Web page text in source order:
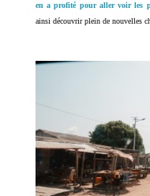
en a profité pour aller voir les
ainsi découvrir plein de nouvelles